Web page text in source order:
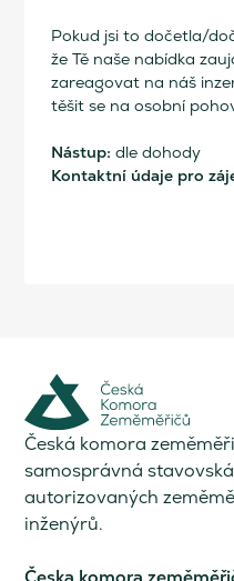
Pokud jsi to dočetla/
že Tě naše nabídka
zareagovat na náš
těšit se na osobní
Nástup: dle dohody
Kontaktní údaje pro
Česká komora
samosprávná
autorizovaných
inženýrů.